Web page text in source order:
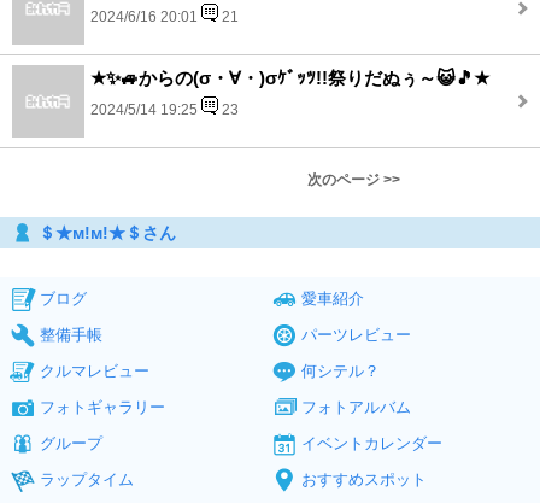
2024/6/16 20:01 21
★✨🚙からの(σ・∀・)σｹﾞｯﾂ!!祭りだぬぅ～😺🎵★
2024/5/14 19:25 23
次のページ >>
＄★м!м!★＄さん
ブログ
愛車紹介
整備手帳
パーツレビュー
クルマレビュー
何シテル？
フォトギャラリー
フォトアルバム
グループ
イベントカレンダー
ラップタイム
おすすめスポット